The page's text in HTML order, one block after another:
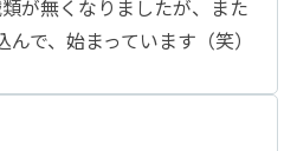
が無くなりましたが、また
で、始まっています（笑）